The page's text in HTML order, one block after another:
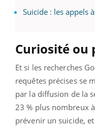
Suicide : les appels
Curiosité ou
Et si les recherches
requêtes précises se
par la diffusion de la
23 % plus nombreux
prévenir un suicide,